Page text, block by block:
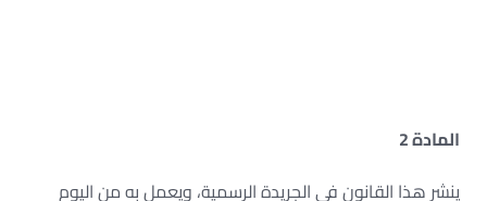
المادة 2
ينشر هذا القانون في الجريدة الرسمية، ويعمل به من اليوم